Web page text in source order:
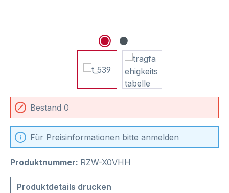
Bestand 0
Für Preisinformationen bitte anmelden
Produktnummer: RZW-X0VHH
Produktdetails drucken